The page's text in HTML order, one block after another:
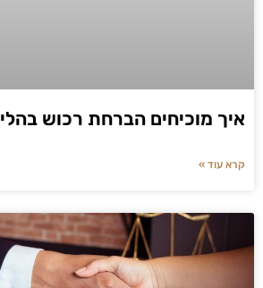
איך מוכיחים הברחת רכוש
קרא עוד »